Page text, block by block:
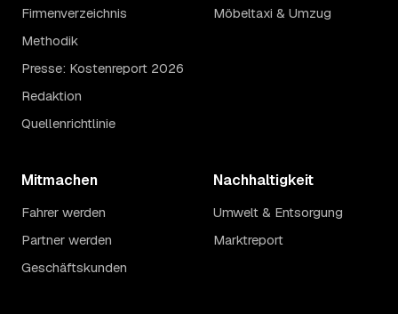
Firmenverzeichnis
Methodik
Presse: Kostenreport 2026
Redaktion
Quellenrichtlinie
Möbeltaxi & Umzug
Mitmachen
Fahrer werden
Partner werden
Geschäftskunden
Nachhaltigkeit
Umwelt & Entsorgung
Marktreport